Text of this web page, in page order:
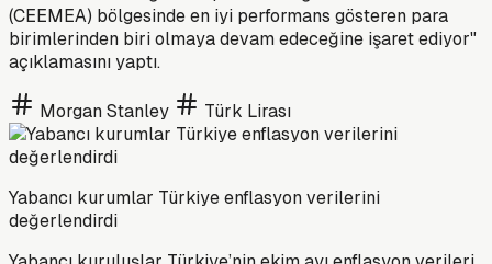
(CEEMEA) bölgesinde en iyi performans gösteren para
birimlerinden biri olmaya devam edeceğine işaret ediyor"
açıklamasını yaptı.
Morgan Stanley Türk Lirası
Yabancı kurumlar Türkiye enflasyon verilerini
değerlendirdi